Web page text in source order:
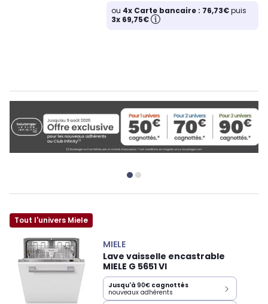
ou 4x Carte bancaire : 76,73€puis
3x 69,75€
Tout l'univers Miele
MIELE
Lave vaisselle encastrable
MIELE G 5651 VI
Jusqu'à 90€ cagnottés
nouveaux adhérents